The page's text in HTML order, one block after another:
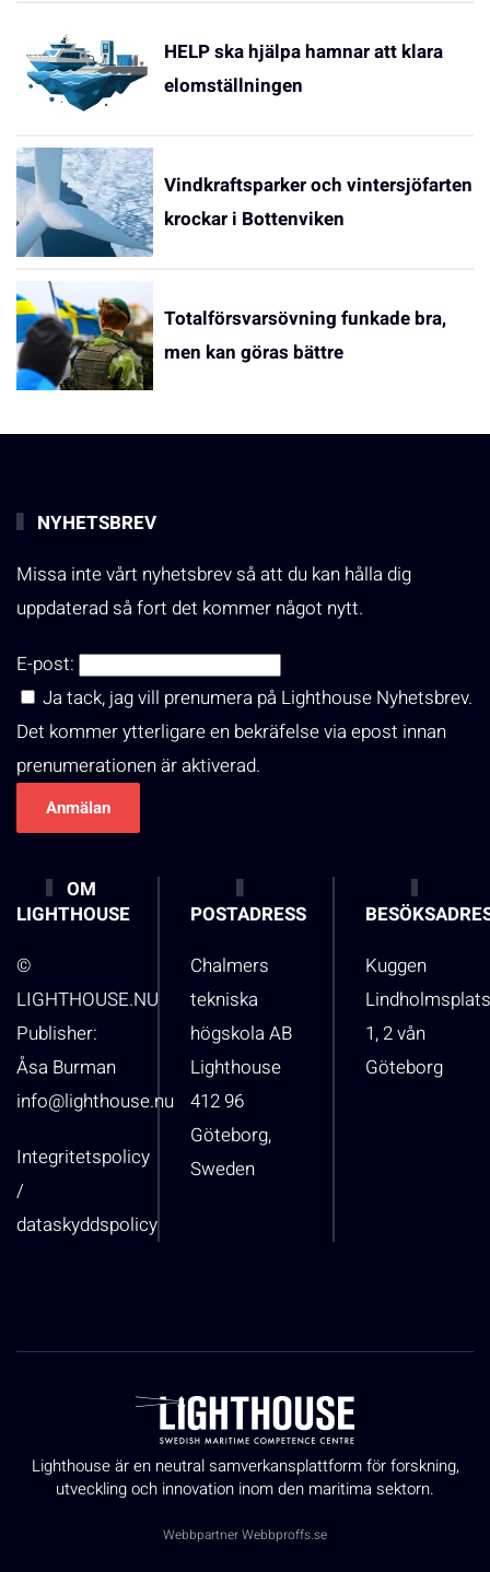
HELP ska hjälpa hamnar att klara
elomställningen
Vindkraftsparker och vintersjöfarten
krockar i Bottenviken
Totalförsvarsövning funkade bra,
men kan göras bättre
NYHETSBREV
Missa inte vårt nyhetsbrev så att du kan hålla dig
uppdaterad så fort det kommer något nytt.
E-post:
Ja tack, jag vill prenumera på Lighthouse Nyhetsbrev.
Det kommer ytterligare en bekräfelse via epost innan
prenumerationen är aktiverad.
OM
LIGHTHOUSE
©
LIGHTHOUSE.NU
Publisher:
Åsa Burman
info@lighthouse.nu
Integritetspolicy
/
dataskyddspolicy
POSTADRESS
Chalmers
tekniska
högskola AB
Lighthouse
412 96
Göteborg,
Sweden
Kuggen
1, 2 vån
Göteborg
Lighthouse är en neutral samverkansplattform för forskning,
utveckling och innovation inom den maritima sektorn.
WebbpartnerWebbproffs.se